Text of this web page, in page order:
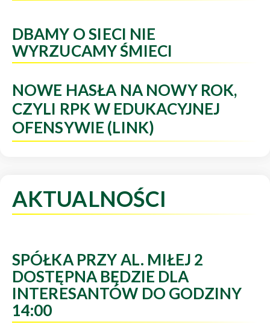
DBAMY O SIECI NIE
WYRZUCAMY ŚMIECI
NOWE HASŁA NA NOWY ROK,
CZYLI RPK W EDUKACYJNEJ
OFENSYWIE (LINK)
AKTUALNOŚCI
SPÓŁKA PRZY AL. MIŁEJ 2
DOSTĘPNA BĘDZIE DLA
INTERESANTÓW DO GODZINY
14:00